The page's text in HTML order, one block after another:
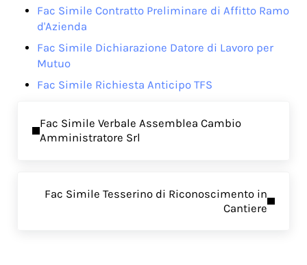
Fac Simile Contratto Preliminare di Affitto Ramo
d'Azienda
Fac Simile Dichiarazione Datore di Lavoro per
Mutuo
Fac Simile Richiesta Anticipo TFS
Fac Simile Verbale Assemblea Cambio
Amministratore Srl
Fac Simile Tesserino di Riconoscimento in
Cantiere